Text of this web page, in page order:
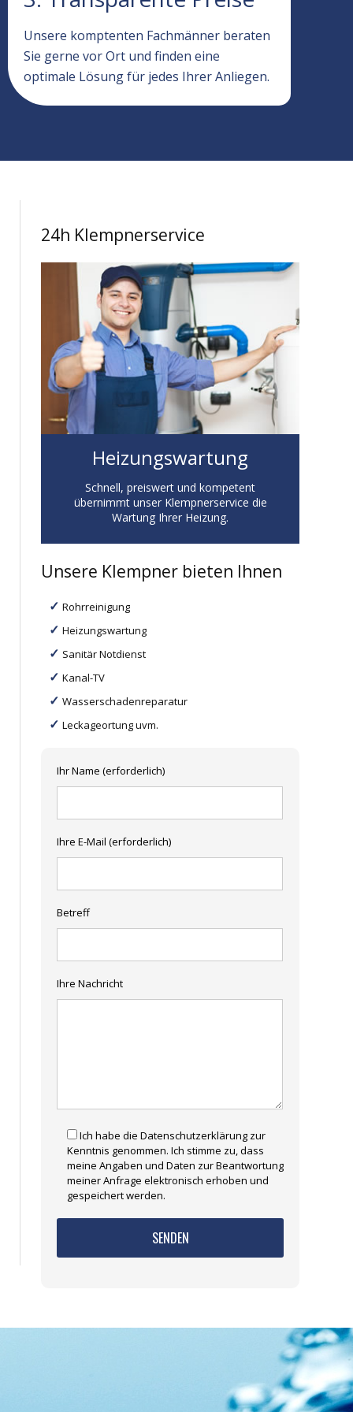
Unsere komptenten Fachmänner beraten
Sie gerne vor Ort und finden eine
optimale Lösung für jedes Ihrer Anliegen.
24h Klempnerservice
Heizungswartung
Schnell, preiswert und kompetent
übernimmt unser Klempnerservice die
Wartung Ihrer Heizung.
Unsere Klempner bieten Ihnen
Rohrreinigung
Heizungswartung
Sanitär Notdienst
Kanal-TV
Wasserschadenreparatur
Leckageortung uvm.
Ihr Name (erforderlich)
Ihre E-Mail (erforderlich)
Betreff
Ihre Nachricht
Ich habe die Datenschutzerklärung zur
Kenntnis genommen. Ich stimme zu, dass
meine Angaben und Daten zur Beantwortung
meiner Anfrage elektronisch erhoben und
gespeichert werden.